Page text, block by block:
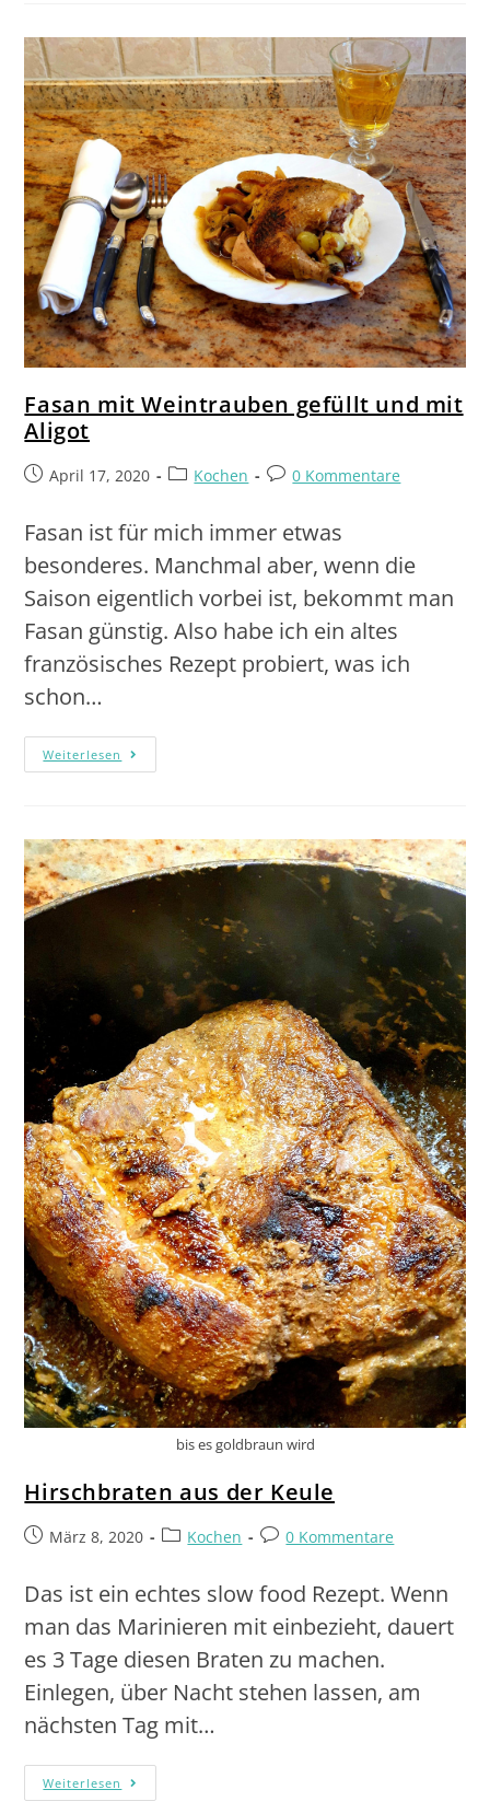
Fasan mit Weintrauben gefüllt und mit
Aligot
April 17, 2020 Kochen 0 Kommentare
Fasan ist für mich immer etwas
besonderes. Manchmal aber, wenn die
Saison eigentlich vorbei ist, bekommt man
Fasan günstig. Also habe ich ein altes
französisches Rezept probiert, was ich
schon…
Weiterlesen
bis es goldbraun wird
Hirschbraten aus der Keule
März 8, 2020 Kochen 0 Kommentare
Das ist ein echtes slow food Rezept. Wenn
man das Marinieren mit einbezieht, dauert
es 3 Tage diesen Braten zu machen.
Einlegen, über Nacht stehen lassen, am
nächsten Tag mit…
Weiterlesen